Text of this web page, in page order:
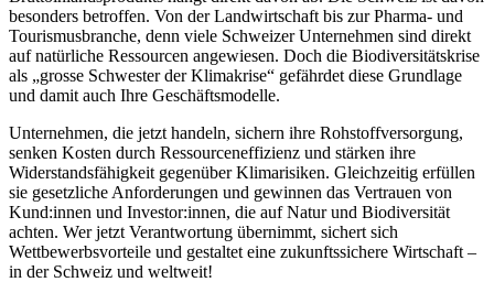
besonders betroffen. Von der Landwirtschaft bis zur Pharma- und
Tourismusbranche, denn viele Schweizer Unternehmen sind direkt
auf natürliche Ressourcen angewiesen. Doch die Biodiversitätskrise
als „grosse Schwester der Klimakrise“ gefährdet diese Grundlage
und damit auch Ihre Geschäftsmodelle.
Unternehmen, die jetzt handeln, sichern ihre Rohstoffversorgung,
senken Kosten durch Ressourceneffizienz und stärken ihre
Widerstandsfähigkeit gegenüber Klimarisiken. Gleichzeitig erfüllen
sie gesetzliche Anforderungen und gewinnen das Vertrauen von
Kund:innen und Investor:innen, die auf Natur und Biodiversität
achten. Wer jetzt Verantwortung übernimmt, sichert sich
Wettbewerbsvorteile und gestaltet eine zukunftssichere Wirtschaft –
in der Schweiz und weltweit!